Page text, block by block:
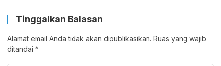
Tinggalkan Balasan
Alamat email Anda tidak akan dipublikasikan. Ruas yang wajib
ditandai *